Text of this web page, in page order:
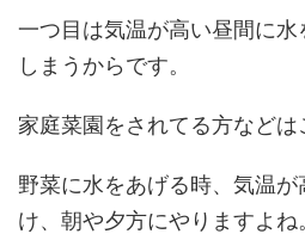
一つ目は気温が高い昼間に
しまうからです。
家庭菜園をされてる方などは
野菜に水をあげる時、気温
け、朝や夕方にやりますよね